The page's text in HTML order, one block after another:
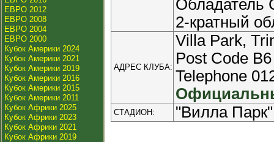
ЕВРО 2012
ЕВРО 2008
ЕВРО 2004
ЕВРО 2000
Кубок Америки 2024
Кубок Америки 2021
Кубок Америки 2019
Кубок Америки 2016
Кубок Америки 2015
Кубок Америки 2011
Кубок Африки 2025
Кубок Африки 2023
Кубок Африки 2021
Кубок Африки 2019
Обладатель
2-кратный
АДРЕС КЛУБА:
Villa Park,
Post Code
Telephone
СТАДИОН: "Вилла